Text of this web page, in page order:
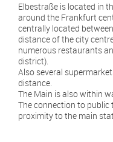
Elbestraße is located in
around the Frankfurt
centrally located
distance of the city
numerous restaurants
district).
Also several
distance.
The Main is also within
The connection to
proximity to the main